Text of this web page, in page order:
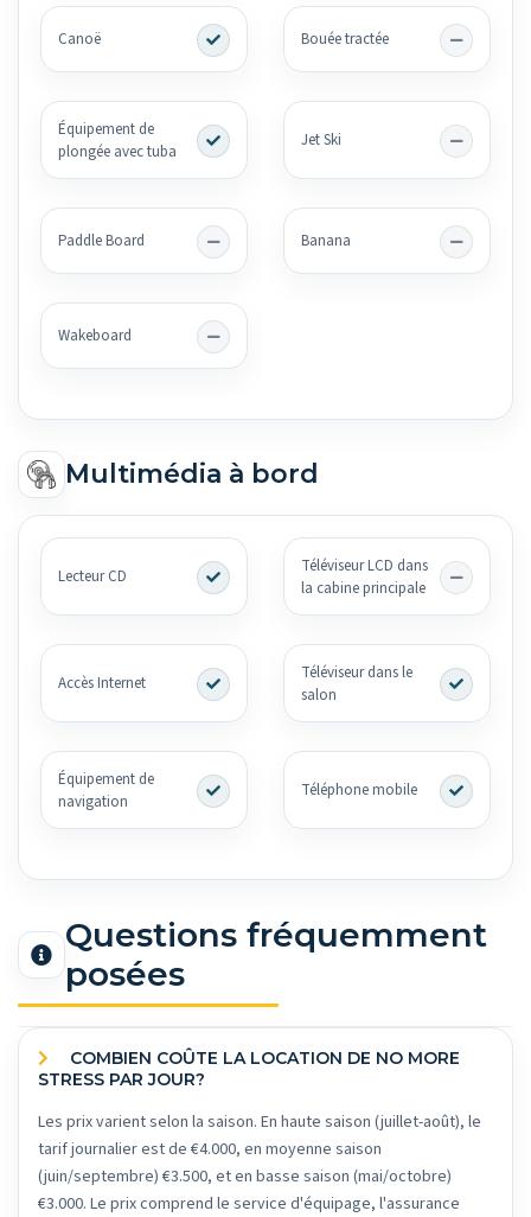
Canoë Bouée tractée
Équipement de
plongée avec tuba
Jet Ski
Paddle Board Banana
Wakeboard
Multimédia à bord
Lecteur CD
Téléviseur LCD dans
la cabine principale
Accès Internet
Téléviseur dans le
salon
Équipement de
navigation
Téléphone mobile
Questions fréquemment
posées
STRESS PAR JOUR?
Les prix varient selon la saison. En haute saison (juillet-août), le
tarif journalier est de €4.000, en moyenne saison
(juin/septembre) €3.500, et en basse saison (mai/octobre)
€3.000. Le prix comprend le service d'équipage, l'assurance